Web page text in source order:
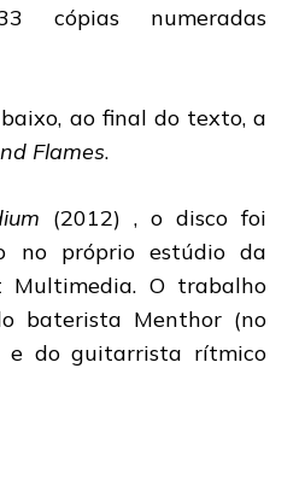
cópias numeradas
ao final do texto, a
Flames.
(2012) , o disco foi
no próprio estúdio da
Multimedia. O trabalho
baterista Menthor (no
e do guitarrista rítmico